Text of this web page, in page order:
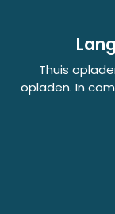
Thuis
opladen. In